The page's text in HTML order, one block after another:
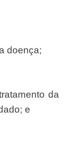
doença;
e